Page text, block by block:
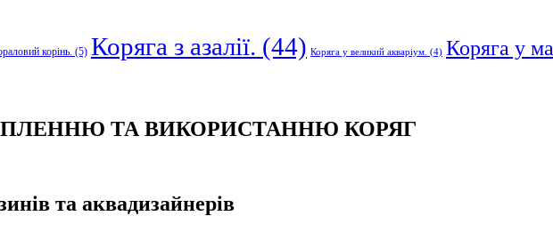
корінь. (5) Коряга з азалії. (44) Коряга у великий акваріум. (4) Коряга у
ТА ВИКОРИСТАННЮ КОРЯГ
та аквадизайнерів